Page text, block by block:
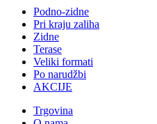
Podno-zidne
Pri kraju zaliha
Zidne
Terase
Veliki formati
Po narudžbi
AKCIJE
Trgovina